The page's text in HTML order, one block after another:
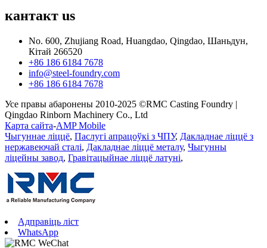
кантакт us
No. 600, Zhujiang Road, Huangdao, Qingdao, Шаньдун,
Кітай 266520
+86 186 6184 7678
info@steel-foundry.com
+86 186 6184 7678
Усе правы абаронены 2010-2025 ©RMC Casting Foundry |
Qingdao Rinborn Machinery Co., Ltd
Карта сайта-AMP Mobile
Чыгуннае ліццё, Паслугі апрацоўкі з ЧПУ, Дакладнае ліццё з
нержавеючай сталі, Дакладнае ліццё металу, Чыгунны
ліцейны завод, Гравітацыйнае ліццё латуні,
Адправіць ліст
WhatsApp